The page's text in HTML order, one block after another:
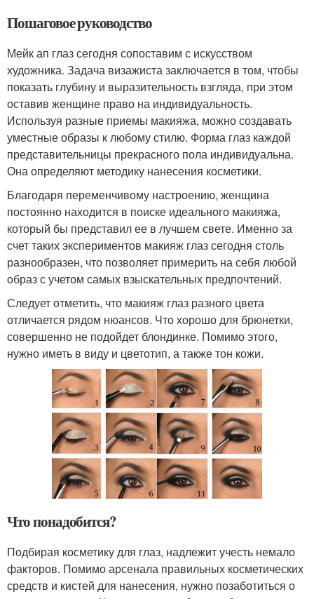
Пошаговое руководство
Мейк ап глаз сегодня сопоставим с искусством
художника. Задача визажиста заключается в том, чтобы
показать глубину и выразительность взгляда, при этом
оставив женщине право на индивидуальность.
Используя разные приемы макияжа, можно создавать
уместные образы к любому стилю. Форма глаз каждой
представительницы прекрасного пола индивидуальна.
Она определяют методику нанесения косметики.
Благодаря переменчивому настроению, женщина
постоянно находится в поиске идеального макияжа,
который бы представил ее в лучшем свете. Именно за
счет таких экспериментов макияж глаз сегодня столь
разнообразен, что позволяет примерить на себя любой
образ с учетом самых взыскательных предпочтений.
Следует отметить, что макияж глаз разного цвета
отличается рядом нюансов. Что хорошо для брюнетки,
совершенно не подойдет блондинке. Помимо этого,
нужно иметь в виду и цветотип, а также тон кожи.
Что понадобится?
Подбирая косметику для глаз, надлежит учесть немало
факторов. Помимо арсенала правильных косметических
средств и кистей для нанесения, нужно позаботиться о